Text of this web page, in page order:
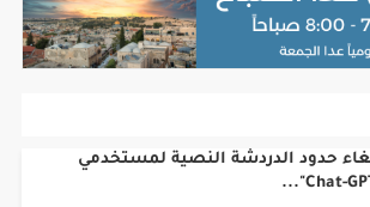
حدود الدردشة النصية لمستخدمي